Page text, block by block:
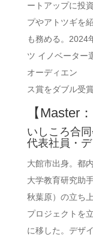
ートアップに投
プやアトツギを
も務める。2024
ツ イノベーター
オーディエン
ス賞をダブル受賞
【Master
いしころ合
代表社員・
大館市出身。都
大学教育研究助
秋葉原）の立ち
プロジェクトを
に移した。デザ